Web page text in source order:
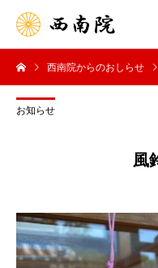
西南院からのおしらせ
お知らせ
風